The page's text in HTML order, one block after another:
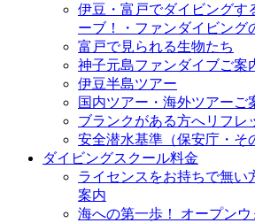
伊豆・富戸でダイビングす
ーブ！・ファンダイビング
富戸で見られる生物たち
神子元島ファンダイブご案
伊豆半島ツアー
国内ツアー・海外ツアーご
ブランクがある方へリフレ
安全潜水基準（保安庁・そ
ダイビングスクール料金
ライセンスをお持ちで無い
案内
海への第一歩！ オープン